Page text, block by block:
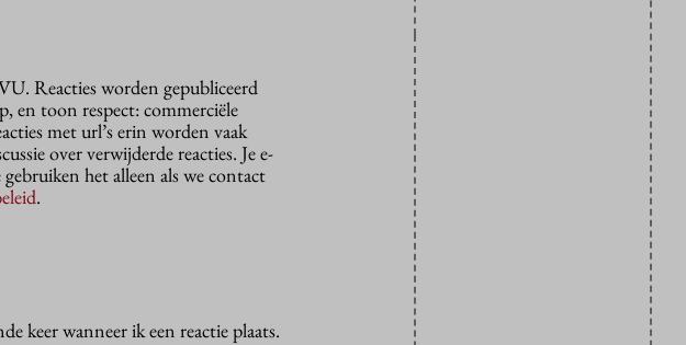
Reacties worden gepubliceerd
en toon respect: commerciële
met url’s erin worden vaak
over verwijderde reacties. Je e-
het alleen als we contact
.
keer wanneer ik een reactie plaats.